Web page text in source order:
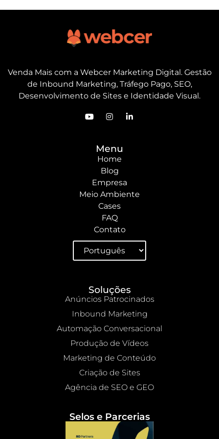
Venda Mais com a Webcer Marketing Digital. Gestão
de Inbound Marketing, Tráfego Pago, SEO,
Desenvolvimento de Sites e Identidade Visual.
Menu
Home
Blog
Empresa
Meio Ambiente
Cases
FAQ
Contato
Soluções
Anúncios Patrocinados
Inbound Marketing
Automação Conversacional
Produção de Vídeos
Marketing de Conteúdo
Criação de Sites
Agência de SEO e GEO
Selos e Parcerias